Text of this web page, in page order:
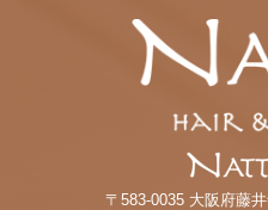
〒583-0035 大阪府藤